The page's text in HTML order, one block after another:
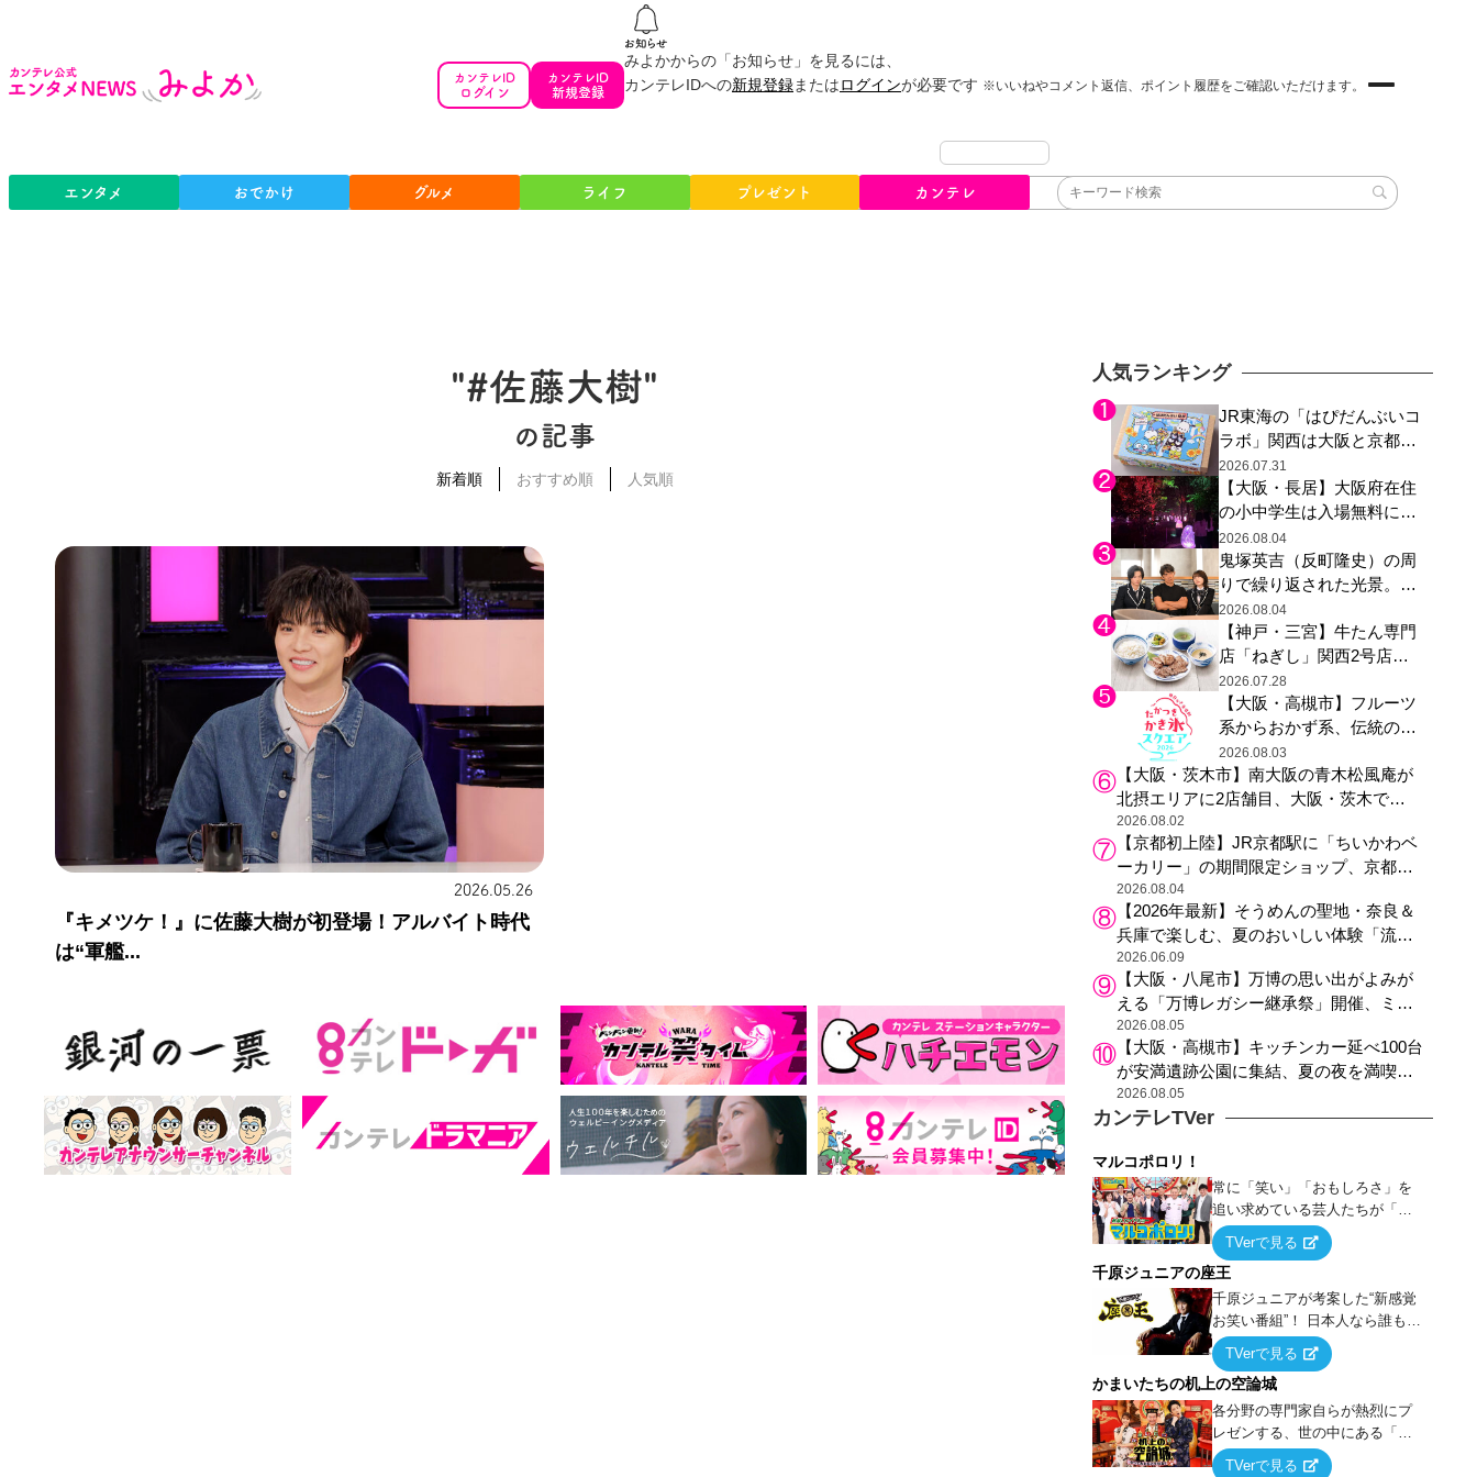
カンテレID
ログイン
カンテレID
新規登録
みよかからの「お知らせ」を見るには、
カンテレIDへの新規登録またはログインが必要です ※いいねやコメント返信、ポイント履歴をご確認いただけます。
エンタメ おでかけ グルメ ライフ プレゼント カンテレ
"#佐藤大樹"
の記事
新着順 おすすめ順 人気順
2026.05.26
『キメツケ！』に佐藤大樹が初登場！アルバイト時代
は“軍艦...
人気ランキング
JR東海の「はぴだんぶいコ
ラボ」関西は大阪と京都の
み、日焼けしたポチャッコ
らサンリオキャラが描かれ
た駅弁やグッズが登場
2026.07.31
【大阪・長居】大阪府在住
の小中学生は入場無料に、
チームラボが「夏休みの自
由研究の課題に」と「ボタ
ニカルガーデン 大阪」へ招
待
2026.08.04
鬼塚英吉（反町隆史）の周
りで繰り返された光景。ド
ラマ『GTO』第３話で光っ
た演出の巧みさ
2026.08.04
【神戸・三宮】牛たん専門
店「ねぎし」関西2号店が
登場、ファンら「8月が待
ち遠しい」と早くから注目
2026.07.28
【大阪・高槻市】フルーツ
系からおかず系、伝統の天
然氷まで人気店が集結、高
槻阪急スクエアで「かき
氷」祭り
2026.08.03
【大阪・茨木市】南大阪の青木松風庵が
北摂エリアに2店舗目、大阪・茨木で
も“焼きたて”の月化粧が食べられる
2026.08.02
【京都初上陸】JR京都駅に「ちいかわベ
ーカリー」の期間限定ショップ、京都の
銘菓“おたべ”との限定コラボも
2026.08.04
【2026年最新】そうめんの聖地・奈良＆
兵庫で楽しむ、夏のおいしい体験「流し
そうめん体験」おすすめ3選
2026.06.09
【大阪・八尾市】万博の思い出がよみが
える「万博レガシー継承祭」開催、ミャ
クミャク登場、大屋根リング木材展示も
2026.08.05
【大阪・高槻市】キッチンカー延べ100台
が安満遺跡公園に集結、夏の夜を満喫す
る4日間のグルメイベント
2026.08.05
カンテレTVer
マルコポロリ！
常に「笑い」「おもしろさ」を
追い求めている芸人たちが「芸
能界」という大海原に漕ぎ出で
て、新たなオモシロ人間を発掘
する！
TVerで見る
千原ジュニアの座王
千原ジュニアが考案した“新感覚
お笑い番組”！ 日本人なら誰もが
馴染みのある『イス取りゲー
ム』をベースに、大喜利・ギャ
グ・モノボケ・歌…など様々な
お題で芸人がショートネタを競
い合う！
TVerで見る
かまいたちの机上の空論城
各分野の専門家自らが熱烈にプ
レゼンする、世の中にある「試
したことはないが、やってみた
TVerで見る